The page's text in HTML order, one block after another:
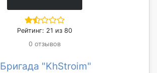
Рейтинг: 21 из 80
0 отзывов
Бригада "KhStroim"